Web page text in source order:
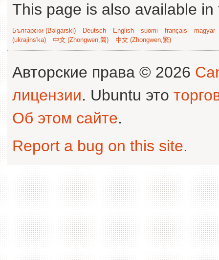
This page is also available
Български (Bəlgarski) Deutsch English suomi français
magyar
(ukrajins'ka)
中文 (Zhongwen,简) 中文 (Zhongwen,繁)
Авторские права © 2026
лицензии. Ubuntu это
Об этом сайте.
Report a bug on this site.